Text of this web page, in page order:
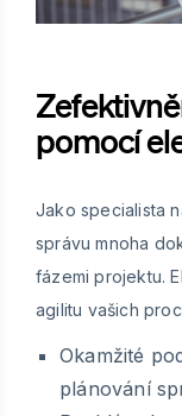
pomocí
Jako specialista
správu mnoha
fázemi projektu.
agilitu vašich
Okamžité
plánování